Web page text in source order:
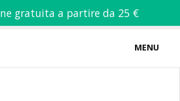
gratuita a partire da 25 €
MENU